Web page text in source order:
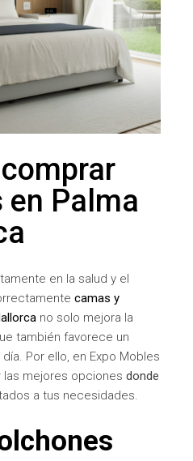
Palma
en la salud y el
camas y
no solo mejora la
también favorece un
Por ello, en Expo Mobles
las mejores opcionesdonde
a tus necesidades.